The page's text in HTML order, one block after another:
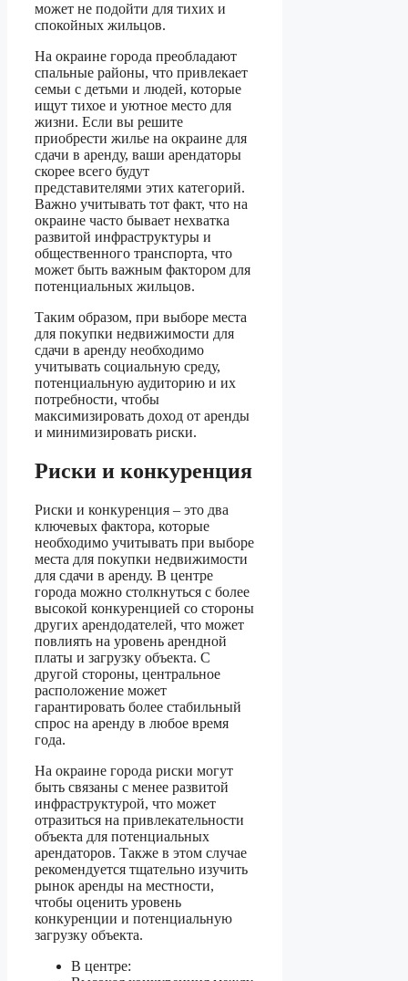
может не подойти для тихих и
спокойных жильцов.
На окраине города преобладают
спальные районы, что привлекает
семьи с детьми и людей, которые
ищут тихое и уютное место для
жизни. Если вы решите
приобрести жилье на окраине для
сдачи в аренду, ваши арендаторы
скорее всего будут
представителями этих категорий.
Важно учитывать тот факт, что на
окраине часто бывает нехватка
развитой инфраструктуры и
общественного транспорта, что
может быть важным фактором для
потенциальных жильцов.
Таким образом, при выборе места
для покупки недвижимости для
сдачи в аренду необходимо
учитывать социальную среду,
потенциальную аудиторию и их
потребности, чтобы
максимизировать доход от аренды
и минимизировать риски.
Риски и конкуренция
Риски и конкуренция – это два
ключевых фактора, которые
необходимо учитывать при выборе
места для покупки недвижимости
для сдачи в аренду. В центре
города можно столкнуться с более
высокой конкуренцией со стороны
других арендодателей, что может
повлиять на уровень арендной
платы и загрузку объекта. С
другой стороны, центральное
расположение может
гарантировать более стабильный
спрос на аренду в любое время
года.
На окраине города риски могут
быть связаны с менее развитой
инфраструктурой, что может
отразиться на привлекательности
объекта для потенциальных
арендаторов. Также в этом случае
рекомендуется тщательно изучить
рынок аренды на местности,
чтобы оценить уровень
конкуренции и потенциальную
загрузку объекта.
В центре: